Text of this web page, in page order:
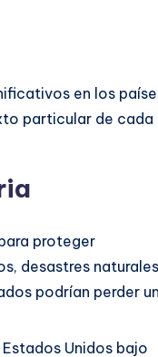
en los
particular de cada
proteger
desastres
podrían perder
Unidos bajo